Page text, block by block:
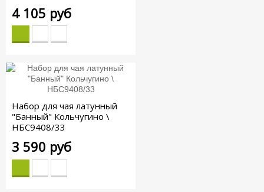
4 105 руб
Набор для чая латунный
"Банный" Кольчугино \
НБС9408/33
3 590 руб